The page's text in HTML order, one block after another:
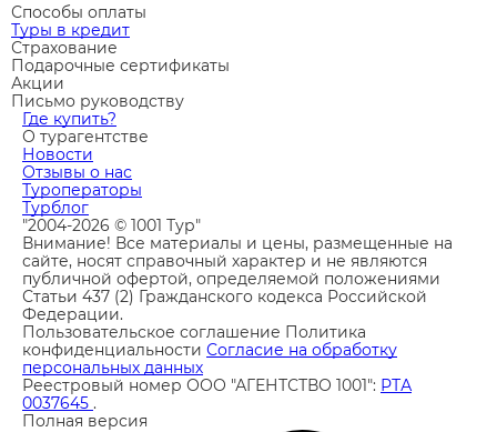
Способы оплаты
Туры в кредит
Страхование
Подарочные сертификаты
Акции
Письмо руководству
Где купить?
О турагентстве
Новости
Отзывы о нас
Туроператоры
Турблог
"2004-2026 © 1001 Тур"
Внимание! Все материалы и цены, размещенные на
сайте, носят справочный характер и не являются
публичной офертой, определяемой положениями
Статьи 437 (2) Гражданского кодекса Российской
Федерации.
Пользовательское соглашение Политика
конфиденциальности Согласие на обработку
персональных данных
Реестровый номер ООО "АГЕНТСТВО 1001": РТА
0037645 .
Полная версия